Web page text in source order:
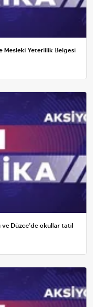
Mesleki Yeterlilik Belgesi
ve Düzce'de okullar tatil